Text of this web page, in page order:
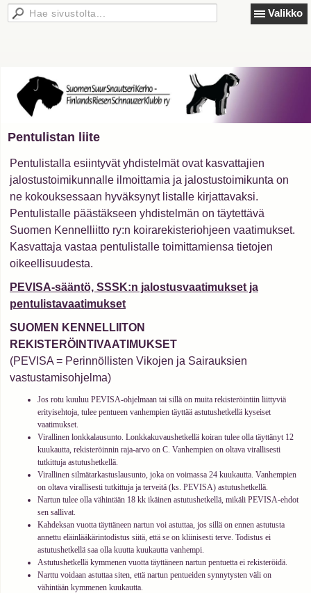
Valikko
Pentulistan liite
Pentulistalla esiintyvät yhdistelmät ovat kasvattajien
jalostustoimikunnalle ilmoittamia ja jalostustoimikunta on
ne kokouksessaan hyväksynyt listalle kirjattavaksi.
Pentulistalle päästäkseen yhdistelmän on täytettävä
Suomen Kennelliitto ry:n koirarekisteriohjeen vaatimukset.
Kasvattaja vastaa pentulistalle toimittamiensa tietojen
oikeellisuudesta.
PEVISA-sääntö, SSSK:n jalostusvaatimukset ja
pentulistavaatimukset
SUOMEN KENNELLIITON
REKISTERÖINTIVAATIMUKSET
(PEVISA = Perinnöllisten Vikojen ja Sairauksien
vastustamisohjelma)
Jos rotu kuuluu PEVISA-ohjelmaan tai sillä on muita rekisteröintiin liittyviä
erityisehtoja, tulee pentueen vanhempien täyttää astutushetkellä kyseiset
vaatimukset.
Virallinen lonkkalausunto. Lonkkakuvaushetkellä koiran tulee olla täyttänyt 12
kuukautta, rekisteröinnin raja-arvo on C. Vanhempien on oltava virallisesti
tutkittuja astutushetkellä.
Virallinen silmätarkastuslausunto, joka on voimassa 24 kuukautta. Vanhempien
on oltava virallisesti tutkittuja ja terveitä (ks. PEVISA) astutushetkellä.
Nartun tulee olla vähintään 18 kk ikäinen astutushetkellä, mikäli PEVISA-ehdot
sen sallivat.
Kahdeksan vuotta täyttäneen nartun voi astuttaa, jos sillä on ennen astutusta
annettu eläinlääkärintodistus siitä, että se on kliinisesti terve. Todistus ei
astutushetkellä saa olla kuutta kuukautta vanhempi.
Astutushetkellä kymmenen vuotta täyttäneen nartun pentuetta ei rekisteröidä.
Narttu voidaan astuttaa siten, että nartun pentueiden synnytysten väli on
vähintään kymmenen kuukautta.